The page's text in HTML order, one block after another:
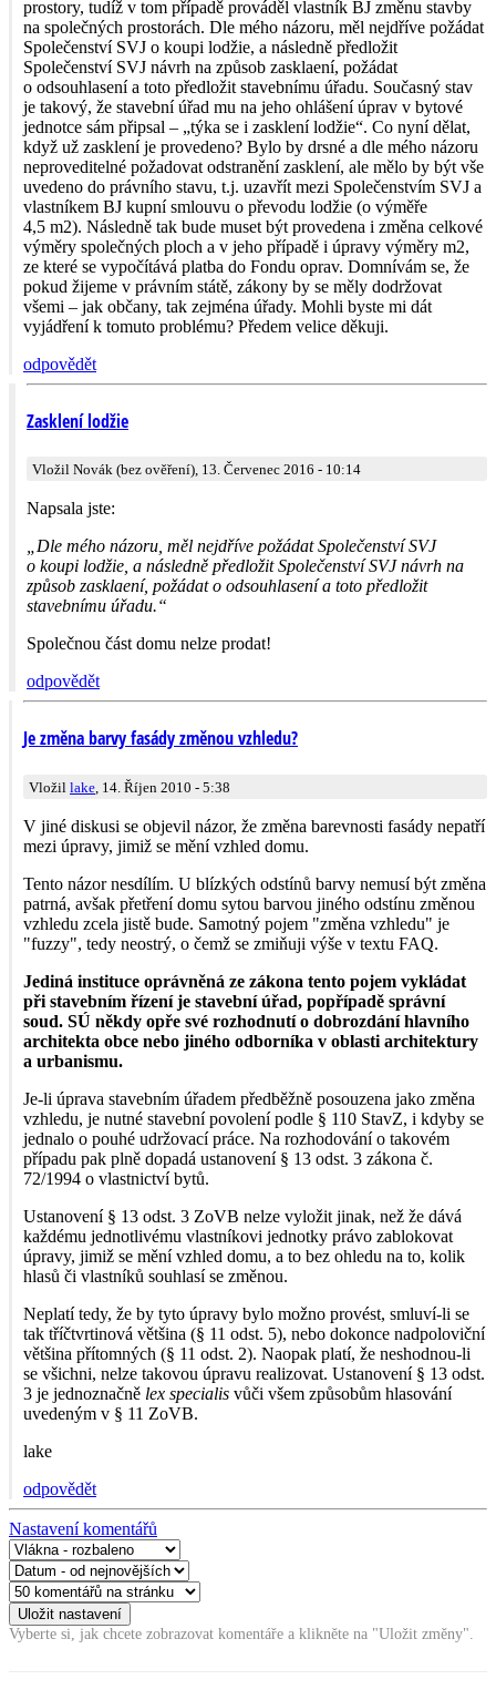
prostory, tudíž v tom případě prováděl vlastník BJ změnu stavby
na společných prostorách. Dle mého názoru, měl nejdříve požádat
Společenství SVJ o koupi lodžie, a následně předložit
Společenství SVJ návrh na způsob zasklaení, požádat
o odsouhlasení a toto předložit stavebnímu úřadu. Současný stav
je takový, že stavební úřad mu na jeho ohlášení úprav v bytové
jednotce sám připsal – „týka se i zasklení lodžie“. Co nyní dělat,
když už zasklení je provedeno? Bylo by drsné a dle mého názoru
neproveditelné požadovat odstranění zasklení, ale mělo by být vše
uvedeno do právního stavu, t.j. uzavřít mezi Společenstvím SVJ a
vlastníkem BJ kupní smlouvu o převodu lodžie (o výměře
4,5 m2). Následně tak bude muset být provedena i změna celkové
výměry společných ploch a v jeho případě i úpravy výměry m2,
ze které se vypočítává platba do Fondu oprav. Domnívám se, že
pokud žijeme v právním státě, zákony by se měly dodržovat
všemi – jak občany, tak zejména úřady. Mohli byste mi dát
vyjádření k tomuto problému? Předem velice děkuji.
odpovědět
Zasklení lodžie
Vložil Novák (bez ověření), 13. Červenec 2016 - 10:14
Napsala jste:
„Dle mého názoru, měl nejdříve požádat Společenství SVJ
o koupi lodžie, a následně předložit Společenství SVJ návrh na
způsob zasklaení, požádat o odsouhlasení a toto předložit
stavebnímu úřadu.“
Společnou část domu nelze prodat!
odpovědět
Je změna barvy fasády změnou vzhledu?
Vložil lake , 14. Říjen 2010 - 5:38
V jiné diskusi se objevil názor, že změna barevnosti fasády nepatří
mezi úpravy, jimiž se mění vzhled domu.
Tento názor nesdílím. U blízkých odstínů barvy nemusí být změna
patrná, avšak přetření domu sytou barvou jiného odstínu změnou
vzhledu zcela jistě bude. Samotný pojem "změna vzhledu" je
"fuzzy", tedy neostrý, o čemž se zmiňuji výše v textu FAQ.
Jediná instituce oprávněná ze zákona tento pojem vykládat
při stavebním řízení je stavební úřad, popřípadě správní
soud. SÚ někdy opře své rozhodnutí o dobrozdání hlavního
architekta obce nebo jiného odborníka v oblasti architektury
a urbanismu.
Je-li úprava stavebním úřadem předběžně posouzena jako změna
vzhledu, je nutné stavební povolení podle § 110 StavZ, i kdyby se
jednalo o pouhé udržovací práce. Na rozhodování o takovém
případu pak plně dopadá ustanovení § 13 odst. 3 zákona č.
72/1994 o vlastnictví bytů.
Ustanovení § 13 odst. 3 ZoVB nelze vyložit jinak, než že dává
každému jednotlivému vlastníkovi jednotky právo zablokovat
úpravy, jimiž se mění vzhled domu, a to bez ohledu na to, kolik
hlasů či vlastníků souhlasí se změnou.
Neplatí tedy, že by tyto úpravy bylo možno provést, smluví-li se
tak tříčtvrtinová většina (§ 11 odst. 5), nebo dokonce nadpoloviční
většina přítomných (§ 11 odst. 2). Naopak platí, že neshodnou-li
se všichni, nelze takovou úpravu realizovat. Ustanovení § 13 odst.
3 je jednoznačně lex specialis vůči všem způsobům hlasování
uvedeným v § 11 ZoVB.
lake
odpovědět
Nastavení komentářů
Vyberte si, jak chcete zobrazovat komentáře a klikněte na "Uložit změny".